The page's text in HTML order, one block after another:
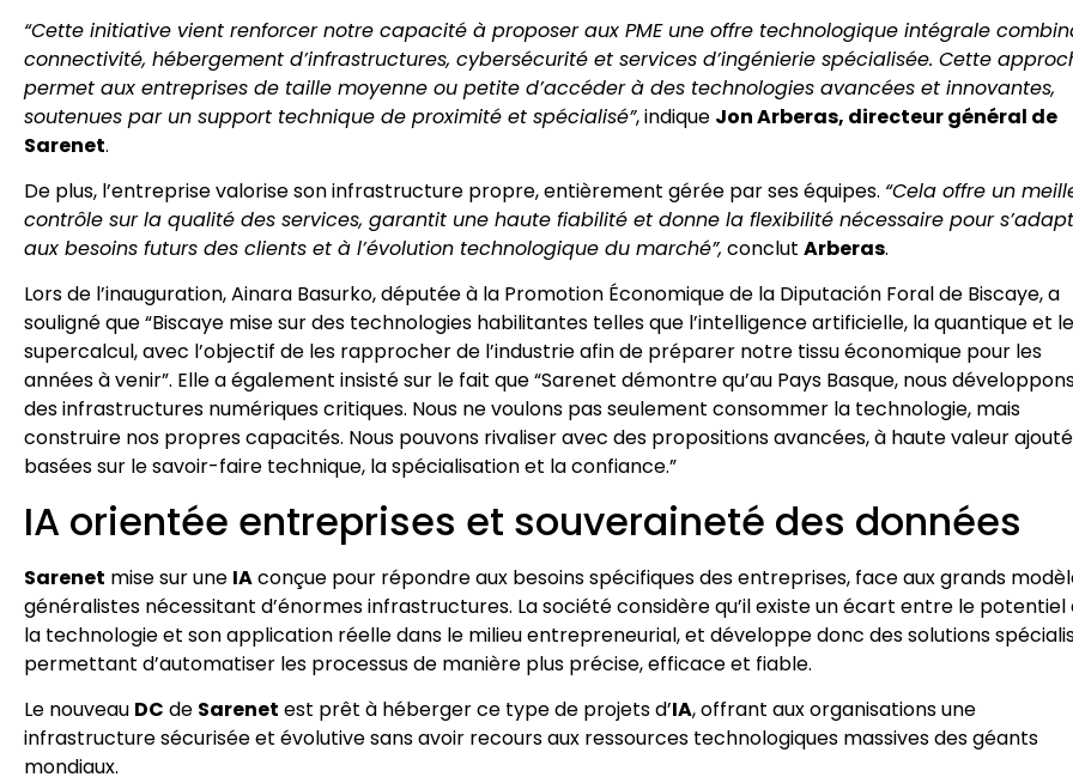
“Cette initiative vient renforcer notre capacité à proposer aux PME une offre technologique intégrale
connectivité, hébergement d’infrastructures, cybersécurité et services d’ingénierie spécialisée. Cette
permet aux entreprises de taille moyenne ou petite d’accéder à des technologies avancées et innovantes,
soutenues par un support technique de proximité et spécialisé”, indique Jon Arberas, directeur général de
Sarenet.
De plus, l’entreprise valorise son infrastructure propre, entièrement gérée par ses équipes. “Cela offre un
contrôle sur la qualité des services, garantit une haute fiabilité et donne la flexibilité nécessaire pour
aux besoins futurs des clients et à l’évolution technologique du marché”, conclut Arberas.
Lors de l’inauguration, Ainara Basurko, députée à la Promotion Économique de la Diputación Foral de Biscaye, a
souligné que “Biscaye mise sur des technologies habilitantes telles que l’intelligence artificielle, la quantique et le
supercalcul, avec l’objectif de les rapprocher de l’industrie afin de préparer notre tissu économique pour les
années à venir”. Elle a également insisté sur le fait que “Sarenet démontre qu’au Pays Basque, nous
des infrastructures numériques critiques. Nous ne voulons pas seulement consommer la technologie, mais
construire nos propres capacités. Nous pouvons rivaliser avec des propositions avancées, à haute valeur
basées sur le savoir-faire technique, la spécialisation et la confiance.”
IA orientée entreprises et souveraineté des données
Sarenet mise sur une IAconçue pour répondre aux besoins spécifiques des entreprises, face aux grands
généralistes nécessitant d’énormes infrastructures. La société considère qu’il existe un écart entre le potentiel
la technologie et son application réelle dans le milieu entrepreneurial, et développe donc des solutions
permettant d’automatiser les processus de manière plus précise, efficace et fiable.
Le nouveau DC de Sarenet est prêt à héberger ce type de projets d’IA, offrant aux organisations une
infrastructure sécurisée et évolutive sans avoir recours aux ressources technologiques massives des géants
mondiaux.